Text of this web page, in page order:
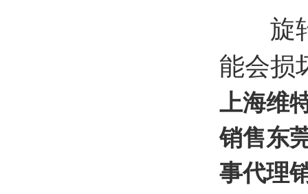
旋转
能会损
上海维
销售东
事代理